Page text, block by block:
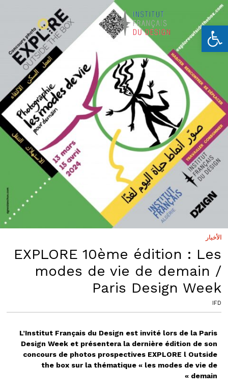
Ouvrir la barre d’outils
الأخبار
EXPLORE 10ème édition : Les
modes de vie de demain /
Paris Design Week
IFD
L’Institut Français du Design est invité lors de la Paris
Design Week et présentera la dernière édition de son
concours de photos prospectives EXPLORE l Outside
the box sur la thématique « les modes de vie de
demain »